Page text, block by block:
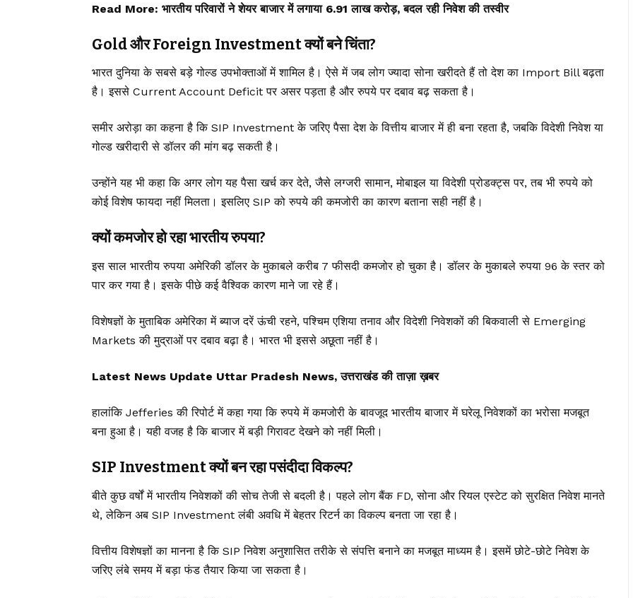
Read More: भारतीय परिवारों ने शेयर बाजार में लगाया ₹6.91 लाख करोड़, बदल रही निवेश की तस्वीर
Gold और Foreign Investment क्यों बने चिंता?
भारत दुनिया के सबसे बड़े गोल्ड उपभोक्ताओं में शामिल है। ऐसे में जब लोग ज्यादा सोना खरीदते हैं तो देश का Import Bill बढ़ता
है। इससे Current Account Deficit पर असर पड़ता है और रुपये पर दबाव बढ़ सकता है।
समीर अरोड़ा का कहना है कि SIP Investment के जरिए पैसा देश के वित्तीय बाजार में ही बना रहता है, जबकि विदेशी निवेश या
गोल्ड खरीदारी से डॉलर की मांग बढ़ सकती है।
उन्होंने यह भी कहा कि अगर लोग यह पैसा खर्च कर देते, जैसे लग्जरी सामान, मोबाइल या विदेशी प्रोडक्ट्स पर, तब भी रुपये को
कोई विशेष फायदा नहीं मिलता। इसलिए SIP को रुपये की कमजोरी का कारण बताना सही नहीं है।
क्यों कमजोर हो रहा भारतीय रुपया?
इस साल भारतीय रुपया अमेरिकी डॉलर के मुकाबले करीब 7 फीसदी कमजोर हो चुका है। डॉलर के मुकाबले रुपया 96 के स्तर को
पार कर गया है। इसके पीछे कई वैश्विक कारण माने जा रहे हैं।
विशेषज्ञों के मुताबिक अमेरिका में ब्याज दरें ऊंची रहने, पश्चिम एशिया तनाव और विदेशी निवेशकों की बिकवाली से Emerging
Markets की मुद्राओं पर दबाव बढ़ा है। भारत भी इससे अछूता नहीं है।
Latest News Update Uttar Pradesh News, उत्तराखंड की ताज़ा ख़बर
हालांकि Jefferies की रिपोर्ट में कहा गया कि रुपये में कमजोरी के बावजूद भारतीय बाजार में घरेलू निवेशकों का भरोसा मजबूत
बना हुआ है। यही वजह है कि बाजार में बड़ी गिरावट देखने को नहीं मिली।
SIP Investment क्यों बन रहा पसंदीदा विकल्प?
बीते कुछ वर्षों में भारतीय निवेशकों की सोच तेजी से बदली है। पहले लोग बैंक FD, सोना और रियल एस्टेट को सुरक्षित निवेश मानते
थे, लेकिन अब SIP Investment लंबी अवधि में बेहतर रिटर्न का विकल्प बनता जा रहा है।
वित्तीय विशेषज्ञों का मानना है कि SIP निवेश अनुशासित तरीके से संपत्ति बनाने का मजबूत माध्यम है। इसमें छोटे-छोटे निवेश के
जरिए लंबे समय में बड़ा फंड तैयार किया जा सकता है।